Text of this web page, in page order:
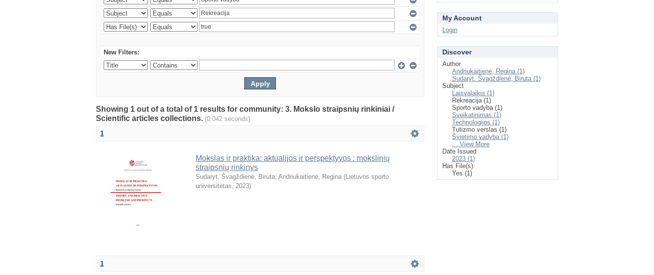
New Filters:
Showing 1 out of a total of 1 results for community: 3. Mokslo straipsnių rinkiniai /
Scientific articles collections. (0.042 seconds)
1
Mokslas ir praktika: aktualijos ir perspektyvos : mokslinių
straipsnių rinkinys
Sudaryt. Švagždienė, Biruta; Andriukaitienė, Regina (Lietuvos sporto
universitetas, 2023)
1
My Account
Login
Discover
Author
Andriukaitienė, Regina (1)
Sudaryt. Švagždienė, Biruta (1)
Subject
Laisvalaikis (1)
Rekreacija (1)
Sporto vadyba (1)
Sveikatinimas (1)
Technologijos (1)
Tutizmo verslas (1)
Švietimo vadyba (1)
... View More
Date Issued
2023 (1)
Has File(s)
Yes (1)